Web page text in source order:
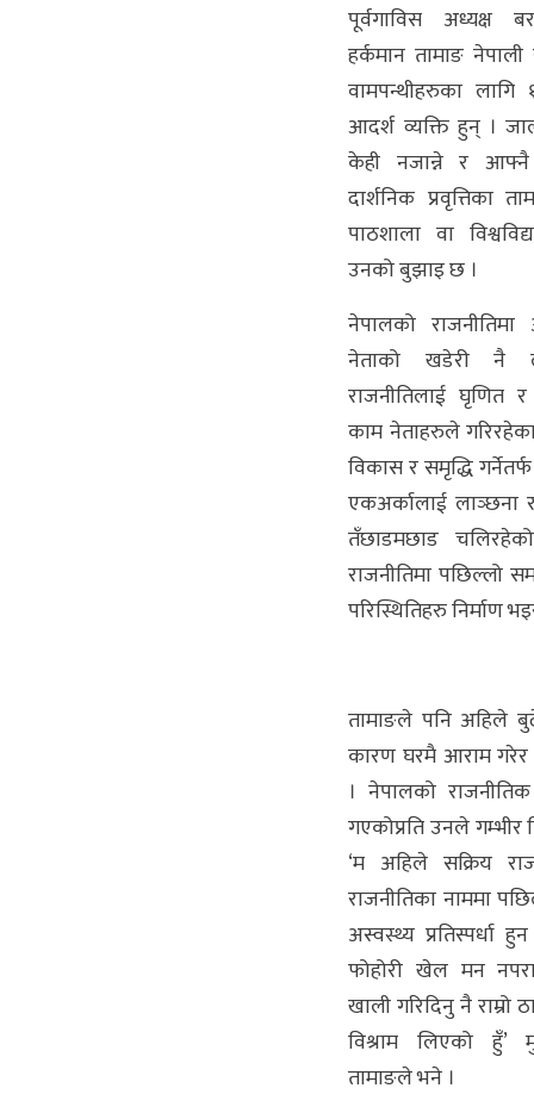
पूर्वगाविस अध्यक्ष
हर्कमान तामाङ
वामपन्थीहरुका
आदर्श व्यक्ति हुन् ।
केही नजान्ने र आफ्नै
दार्शनिक प्रवृत्तिका
पाठशाला वा
उनको बुझाइ छ ।
नेपालको राजनीतिमा
नेताको खडेरी नै
राजनीतिलाई घृणित
काम नेताहरुले
विकास र समृद्धि
एकअर्कालाई
तँछाडमछाड
राजनीतिमा पछिल्लो
परिस्थितिहरु निर्माण
तामाङले पनि अहिले
कारण घरमै आराम गरेर
। नेपालको राजनीतिक
गएकोप्रति उनले गम्भीर
‘म अहिले सक्रिय
राजनीतिका नाममा
अस्वस्थ्य प्रतिस्पर्धा
फोहोरी खेल मन
खाली गरिदिनु नै राम्रो
विश्राम लिएको
तामाङले भने ।